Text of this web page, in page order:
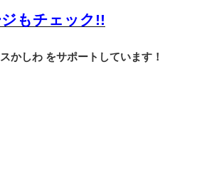
もチェック!!
かしわ をサポートしています！